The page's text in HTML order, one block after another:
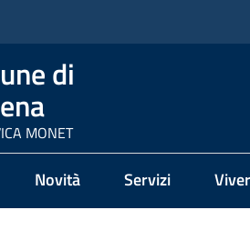
di
MONET
Novità Servizi